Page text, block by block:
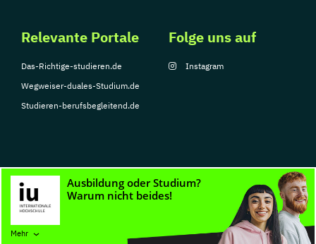
Mehr
Relevante Portale
Das-Richtige-studieren.de
Wegweiser-duales-Studium.de
Studieren-berufsbegleitend.de
Folge uns auf
Instagram
© Copyright 2026, TarGroup Media GmbH
Nutzungsbedingungen